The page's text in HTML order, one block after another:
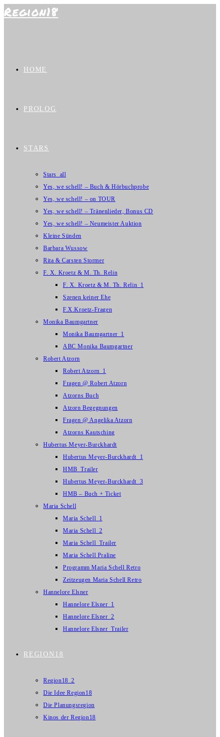
Zum
Region18
HOME
PROLOG
STARS
Stars_all
Yes, we schell! – Buch & Hörbuchprobe
Yes, we schell! – on TOUR
Yes, we schell! – Tränenlieder, Bonus CD
Yes, we schell! – Neumeister Auktion
Kleine Sünden
Barbara Wussow
Rita & Carsten Stormer
F. X. Kroetz & M. Th. Relin
F. X. Kroetz & M. Th. Relin_1
Szenen keiner Ehe
F.X.Kroetz-Fragen
Monika Baumgartner
Monika Baumgartner_1
ABC Monika Baumgartner
Robert Atzorn
Robert Atzorn_1
Fragen @ Robert Atzorn
Atzorns Buch
Atzorn Begegnungen
Fragen @ Angelika Atzorn
Atzorns Kautsching
Hubertus Meyer-Burckhardt
Hubertus Meyer-Burckhardt_1
HMB_Trailer
Hubertus Meyer-Burckhardt_3
HMB – Buch + Ticket
Maria Schell
Maria Schell_1
Maria Schell_2
Maria Schell_Trailer
Maria Schell Praline
Programm Maria Schell Retro
Zeitzeugen Maria Schell Retro
Hannelore Elsner
Hannelore Elsner_1
Hannelore Elsner_2
Hannelore Elsner_Trailer
REGION18
Region18_2
Die Idee Region18
Die Planungsregion
Kinos der Region18